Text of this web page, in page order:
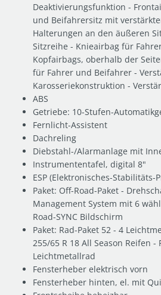
Deaktivierungsfunktion -
und Beifahrersitz mit
Halterungen an den äußeren
Sitzreihe - Knieairbag für
Kopfairbags, oberhalb der
für Fahrer und Beifahrer -
Karosseriekonstruktion -
ABS
Getriebe: 10-Stufen-
Fernlicht-Assistent
Dachreling
Diebstahl-/Alarmanlage mit
Instrumententafel, digital 8"
ESP (Elektronisches-Stabilitäts-
Paket: Off-Road-Paket -
Management System mit 6
Road-SYNC Bildschirm
Paket: Rad-Paket 52 - 4
255/65 R 18 All Season Reifen -
Leichtmetallrad
Fensterheber elektrisch vorn
Fensterheber hinten, el. mit